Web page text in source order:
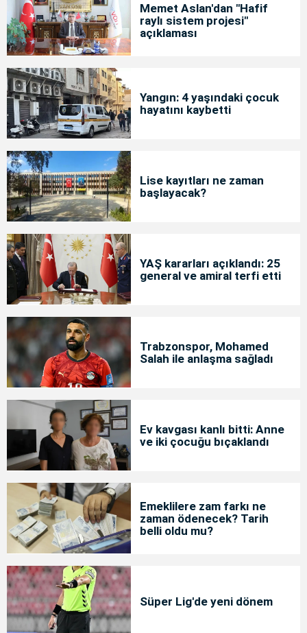
Memet Aslan'dan "Hafif
raylı sistem projesi"
açıklaması
Yangın: 4 yaşındaki çocuk
hayatını kaybetti
Lise kayıtları ne zaman
başlayacak?
YAŞ kararları açıklandı: 25
general ve amiral terfi etti
Trabzonspor, Mohamed
Salah ile anlaşma sağladı
Ev kavgası kanlı bitti: Anne
ve iki çocuğu bıçaklandı
Emeklilere zam farkı ne
zaman ödenecek? Tarih
belli oldu mu?
Süper Lig'de yeni dönem